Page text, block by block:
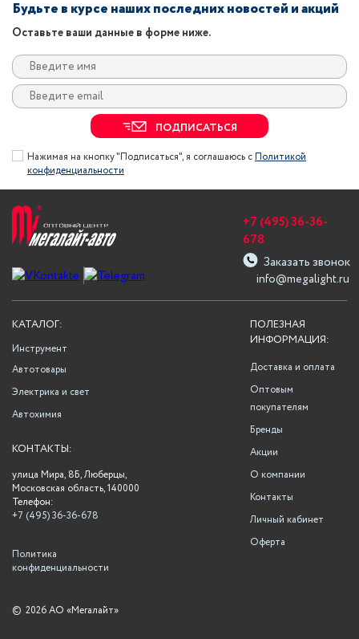
Будьте в курсе наших последних новостей и акций
Оставьте ваши данные в форме ниже.
ПОДПИСАТЬСЯ
Нажимая на кнопку "Подписаться", я соглашаюсь сПолитикой
конфиденциальности
info@megalight.ru
+7 (495) 36-36-
678
Заказать звонок
ПОЛЕЗНАЯ
ИНФОРМАЦИЯ:
Доставка и оплата
Оптовым
покупателям
Бренды
Акции
О компании
Контакты
Личный кабинет
Оферта
КАТАЛОГ:
Инструмент
Автотовары
Электрика и свет
Автохимия
КОНТАКТЫ:
улица Мира, 8Б, Люберцы,
Московская область, 140000
Телефон:
+7 (495) 36-36-678
Политика
конфиденциальности
© 2026 АО «Мегалайт»